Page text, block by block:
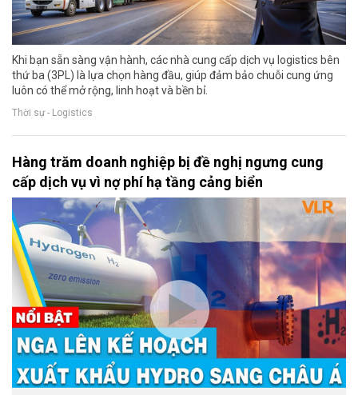
Khi bạn sẵn sàng vận hành, các nhà cung cấp dịch vụ logistics bên
thứ ba (3PL) là lựa chọn hàng đầu, giúp đảm bảo chuỗi cung ứng
luôn có thể mở rộng, linh hoạt và bền bỉ.
Thời sự - Logistics
Hàng trăm doanh nghiệp bị đề nghị ngưng cung
cấp dịch vụ vì nợ phí hạ tầng cảng biển